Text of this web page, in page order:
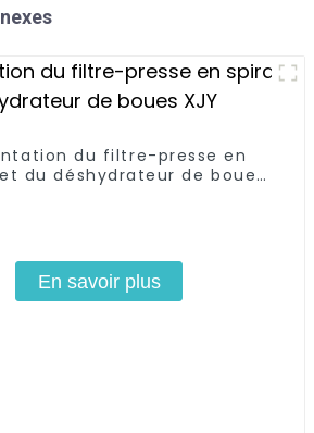
du filtre-presse en
du déshydrateur de boues
En savoir plus